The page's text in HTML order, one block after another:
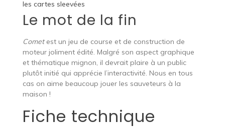
les cartes sleevées
Le mot de la fin
Cometest un jeu de course et de construction de
moteur joliment édité. Malgré son aspect graphique
et thématique mignon, il devrait plaire à un public
plutôt initié qui apprécie l’interactivité. Nous en tous
cas on aime beaucoup jouer les sauveteurs à la
maison !
Fiche technique